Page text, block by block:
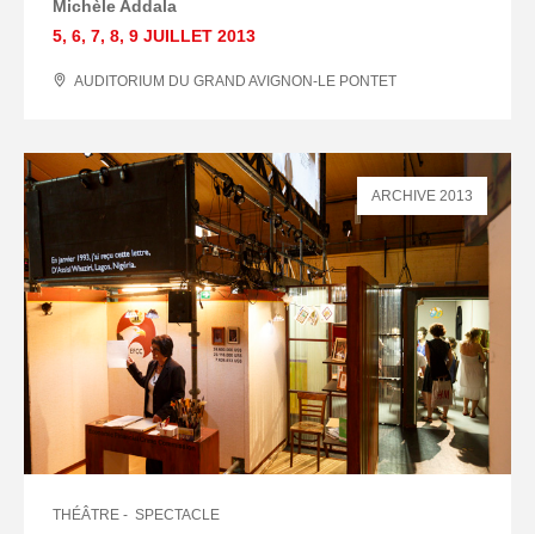
Michèle Addala
5, 6, 7, 8, 9 JUILLET 2013
AUDITORIUM DU GRAND AVIGNON-LE PONTET
THÉÂTRE SPECTACLE
ARCHIVE 2013